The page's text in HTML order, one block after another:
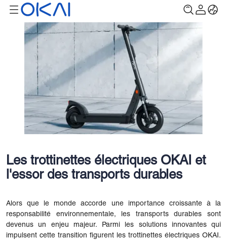
Les trottinettes électriques OKAI et
l'essor des transports durables
Alors que le monde accorde une importance croissante à la
responsabilité environnementale, les transports durables sont
devenus un enjeu majeur. Parmi les solutions innovantes qui
impulsent cette transition figurent les trottinettes électriques OKAI.